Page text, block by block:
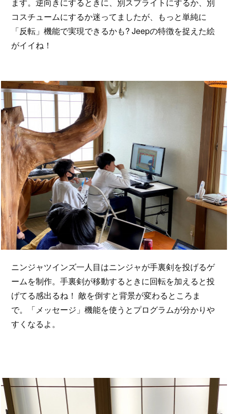
コスチュームにするか迷ってましたが、もっと単純に
「反転」機能で実現できるかも? Jeepの特徴を捉えた絵
がイイね！
ニンジャツインズ一人目はニンジャが手裏剣を投げるゲ
ームを制作。手裏剣が移動するときに回転を加えると投
げてる感出るね！ 敵を倒すと背景が変わるところま
で。「メッセージ」機能を使うとプログラムが分かりや
すくなるよ。